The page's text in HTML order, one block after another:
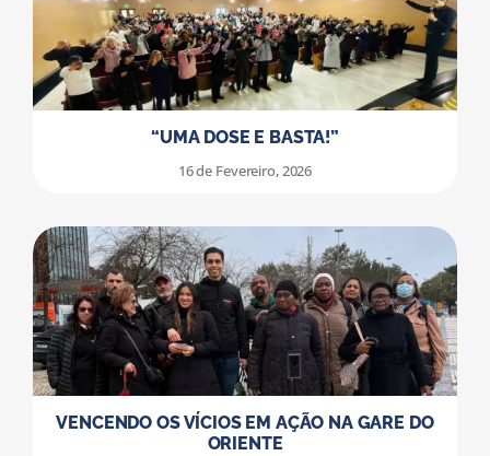
“UMA DOSE E BASTA!”
16 de Fevereiro, 2026
VENCENDO OS VÍCIOS EM AÇÃO NA GARE DO
ORIENTE